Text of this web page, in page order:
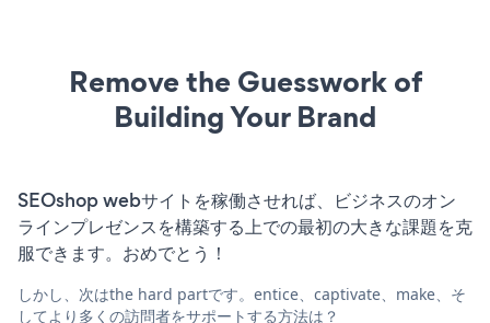
Remove the Guesswork of
Building Your Brand
SEOshop webサイトを稼働させれば、ビジネスのオン
ラインプレゼンスを構築する上での最初の大きな課題を克
服できます。おめでとう！
しかし、次はthe hard partです。entice、captivate、make、そ
してより多くの訪問者をサポートする方法は？